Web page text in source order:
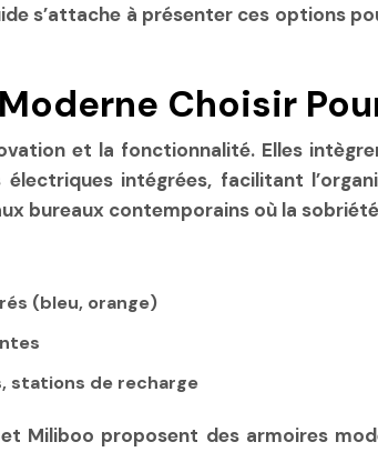
s’attache à présenter ces options
Choisir
et la fonctionnalité. Elles
intégrées, facilitant
bureaux contemporains où la
(bleu, orange)
stations de recharge
Miliboo proposent des armoires